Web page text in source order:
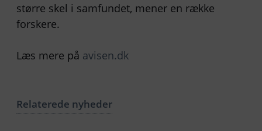
større skel i samfundet, mener en række
forskere.
Læs mere på avisen.dk
Relaterede nyheder